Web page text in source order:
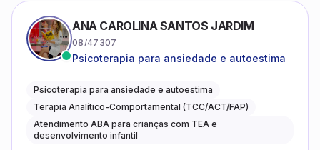
Psicoterapia para ansiedade e autoestima
Terapia Analítico-Comportamental (TCC/ACT/FAP)
Atendimento ABA para crianças com TEA e
desenvolvimento infantil